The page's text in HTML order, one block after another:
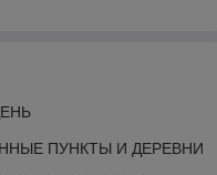
ПУНКТЫ И ДЕРЕВНИ